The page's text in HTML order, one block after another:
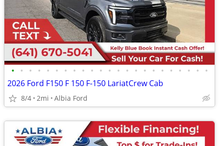
• • • • • • • • • • • • • • • • • • • • • • •
2026 Ford F150 F 150 F-150 LariatCrew Cab
8/4 2mi Albia Ford